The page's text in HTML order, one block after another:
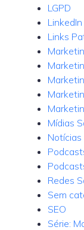
LGPD
LinkedIn
Links
Mídias
Notícias
Redes
Sem
SEO
Série: